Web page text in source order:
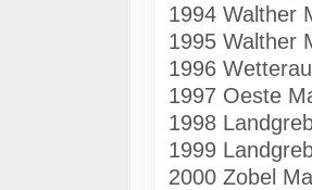
1994 Walther
1995 Walther
1996
1997 Oeste
1998
1999
2000 Zobel